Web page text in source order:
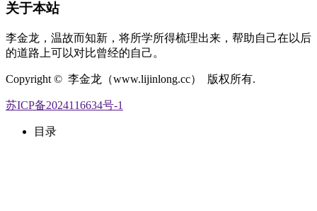
关于本站
李金龙，温故而知新，将所学所得梳理出来，帮助自己在以后
的道路上可以对比曾经的自己。
Copyright © 李金龙（www.lijinlong.cc） 版权所有.
苏ICP备2024116634号-1
目录